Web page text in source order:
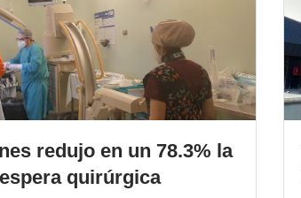
redujo en un 78.3% la
quirúrgica